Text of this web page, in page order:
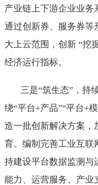
产业链上下游企业业
通过创新券、服务券等
大上云范围，创新 “挖
经济运行指标。
三是“筑生态”，持
绕“平台+产品”“平台+
造一批创新解决方案，
育。编制完善工业互联
持建设平台数据监测与
能力、运营服务、产业